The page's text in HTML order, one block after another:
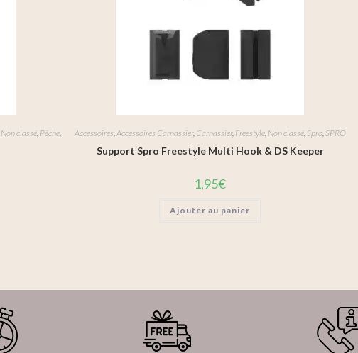
Non classé, Pêche,
Accessoires,Accessoires Carnassier, Carnassier, Freestyle, Non classé, Spro, SPRO
Support Spro Freestyle Multi Hook & DS Keeper
1,95€
Ajouter au panier